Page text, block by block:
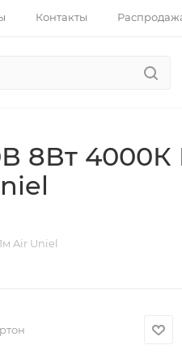
Контакты
8Вт 4000К
Air Uniel